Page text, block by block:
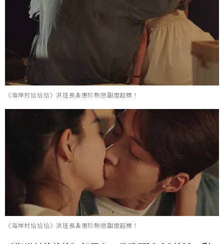
《海岸村恰恰恰》洪班長&惠珍熱戀甜度超標！
《海岸村恰恰恰》洪班長&惠珍熱戀甜度超標！